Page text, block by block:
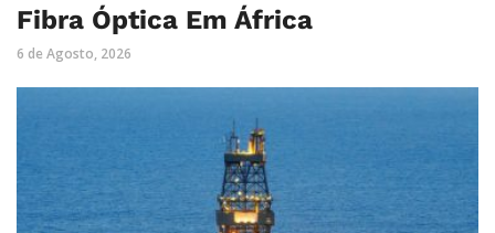
Fibra Óptica Em África
6 de Agosto, 2026